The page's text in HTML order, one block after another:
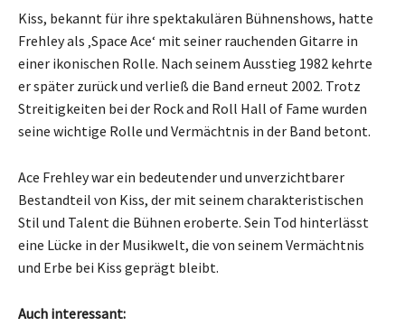
Kiss, bekannt für ihre spektakulären Bühnenshows, hatte
Frehley als ‚Space Ace‘ mit seiner rauchenden Gitarre in
einer ikonischen Rolle. Nach seinem Ausstieg 1982 kehrte
er später zurück und verließ die Band erneut 2002. Trotz
Streitigkeiten bei der Rock and Roll Hall of Fame wurden
seine wichtige Rolle und Vermächtnis in der Band betont.
Ace Frehley war ein bedeutender und unverzichtbarer
Bestandteil von Kiss, der mit seinem charakteristischen
Stil und Talent die Bühnen eroberte. Sein Tod hinterlässt
eine Lücke in der Musikwelt, die von seinem Vermächtnis
und Erbe bei Kiss geprägt bleibt.
Auch interessant: